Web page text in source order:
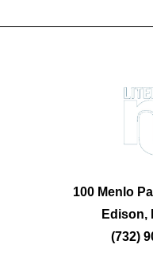
100 Menlo
Edison,
(732)